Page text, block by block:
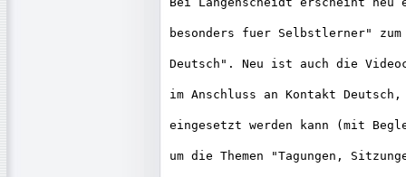
besonders fuer Selbstlerner"
Deutsch". Neu ist auch die
im Anschluss an Kontakt Deutsch,
eingesetzt werden kann (mit
um die Themen "Tagungen,